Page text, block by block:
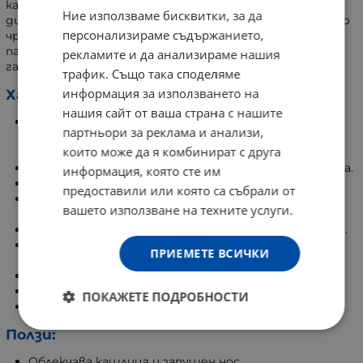
качествата на етеричните масла. Ултразвуковият
диск декомпозира маслото на фините частици, които
чрез парата насищат въздуха и неутрализират
патогенните бактерии и прахта. Чистият въздух е
гаранция за здравословна среда и леко дишане.
Характеристики:
При намаляване на водата дифузерът се
самоизключва, което гарантира безопасна
употреба.
Вградени LED светлини за хромотерапия - 7 цвята.
Дифузерът е изработен от ABS/PP материали.
Таймер за предварително зададено време на
работа.
Работи с кабел, включен в електрическата мрежа.
Разполага с мерителна чашка за дозиране на
Размер: 125*230 мм
Обхват на площ: 11-20 кв.м
Ниво на шум: < 35db
Ползи:
Ние използваме бисквитки, за да
персонализираме съдържанието,
рекламите и да анализираме нашия
трафик. Също така споделяме
информация за използването на
нашия сайт от ваша страна с нашите
партньори за реклама и анализи,
които може да я комбинират с друга
информация, която сте им
предоставили или която са събрали от
вашето използване на техните услуги.
ПРИЕМЕТЕ ВСИЧКИ
ПОКАЖЕТЕ ПОДРОБНОСТИ